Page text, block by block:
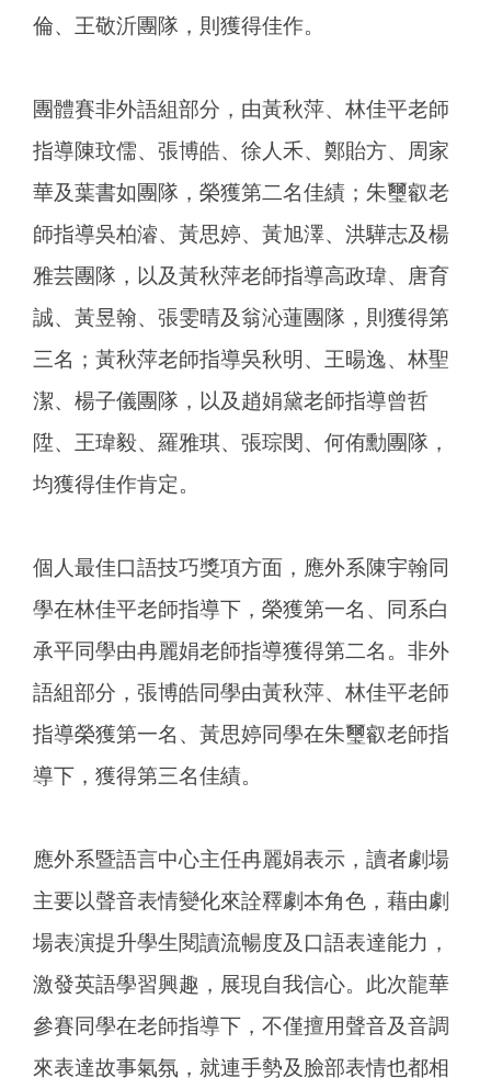
倫、王敬沂團隊，則獲得佳作。
團體賽非外語組部分，由黃秋萍、林佳平老師
指導陳玟儒、張博皓、徐人禾、鄭貽方、周家
華及葉書如團隊，榮獲第二名佳績；朱璽叡老
師指導吳柏濬、黃思婷、黃旭澤、洪驊志及楊
雅芸團隊，以及黃秋萍老師指導高政瑋、唐育
誠、黃昱翰、張雯晴及翁沁蓮團隊，則獲得第
三名；黃秋萍老師指導吳秋明、王暘逸、林聖
潔、楊子儀團隊，以及趙娟黛老師指導曾哲
陞、王瑋毅、羅雅琪、張琮閔、何侑勳團隊，
均獲得佳作肯定。
個人最佳口語技巧獎項方面，應外系陳宇翰同
學在林佳平老師指導下，榮獲第一名、同系白
承平同學由冉麗娟老師指導獲得第二名。非外
語組部分，張博皓同學由黃秋萍、林佳平老師
指導榮獲第一名、黃思婷同學在朱璽叡老師指
導下，獲得第三名佳績。
應外系暨語言中心主任冉麗娟表示，讀者劇場
主要以聲音表情變化來詮釋劇本角色，藉由劇
場表演提升學生閱讀流暢度及口語表達能力，
激發英語學習興趣，展現自我信心。此次龍華
參賽同學在老師指導下，不僅擅用聲音及音調
來表達故事氣氛，就連手勢及臉部表情也都相